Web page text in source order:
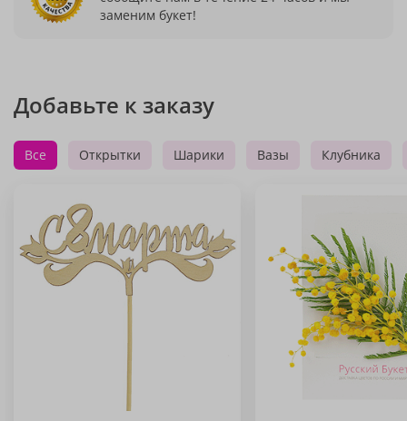
заменим букет!
Добавьте к заказу
Все Открытки Шарики Вазы Клубника